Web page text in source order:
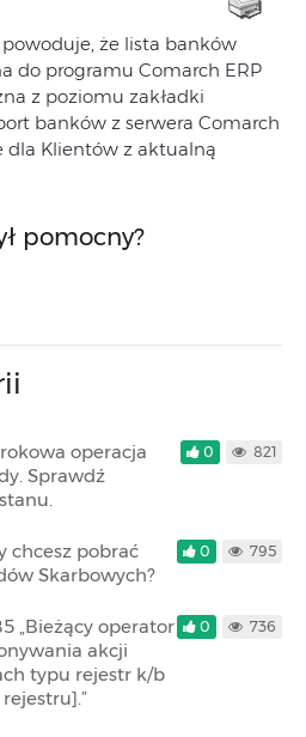
że lista banków
do programu Comarch ERP
z poziomu zakładki
banków z serwera Comarch
dla Klientów z aktualną
pomocny?
operacja
Sprawdź
0 821
chcesz pobrać
Skarbowych?
0 795
„Bieżący operator
akcji
typu rejestr k/b
0 736